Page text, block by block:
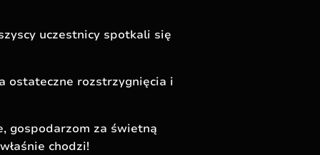
uczestnicy spotkali się
ostateczne rozstrzygnięcia i
gospodarzom za świetną
chodzi!